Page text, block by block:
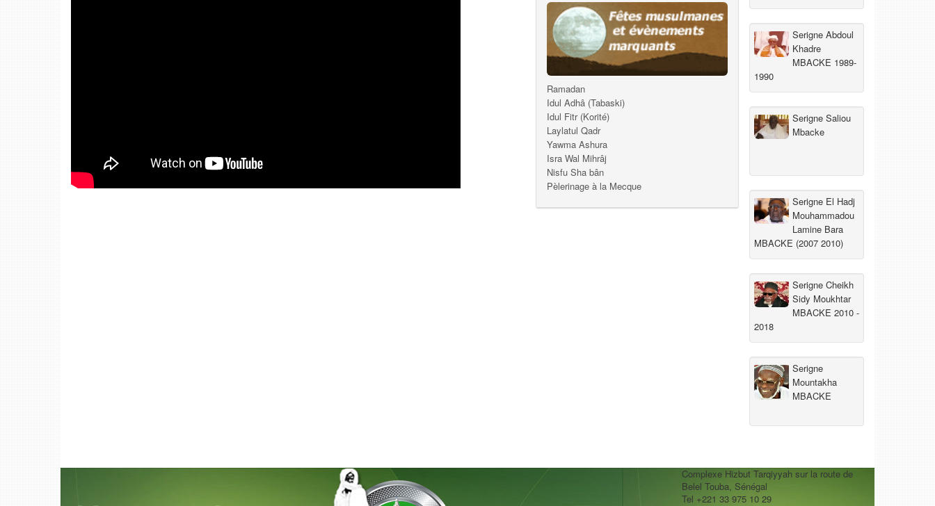
Ramadan
Idul Adhâ (Tabaski)
Idul Fitr (Korité)
Laylatul Qadr
Yawma Ashura
Isra Wal Mihrâj
Nisfu Sha bân
Pèlerinage à la Mecque
Serigne Abdoul
Khadre
MBACKE 1989-
1990
Serigne Saliou
Mbacke
Serigne El Hadj
Mouhammadou
Lamine Bara
MBACKE (2007 2010)
Serigne Cheikh
Sidy Moukhtar
MBACKE 2010 -
2018
Serigne
Mountakha
MBACKE
Complexe Hizbut Tarqiyyah sur la route de
Belel Touba, Sénégal
Tel +221 33 975 10 29